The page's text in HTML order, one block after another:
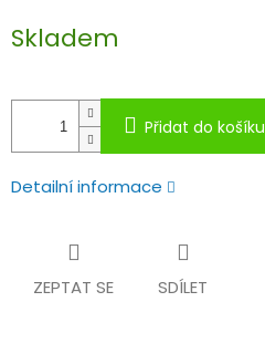
cena:
Skladem
Přidat do košíku
Detailní informace
ZEPTAT SE SDÍLET